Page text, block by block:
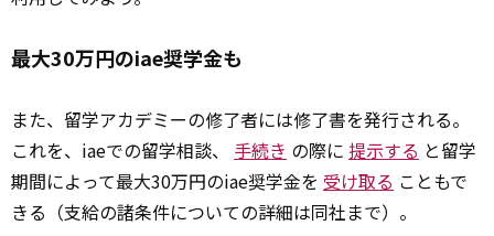
最大30万円のiae奨学金も
また、留学アカデミーの修了者には修了書を発行される。
これを、iaeでの留学相談、 手続き の際に 提示する と留学
期間によって最大30万円のiae奨学金を 受け取る こともで
きる（支給の諸条件についての詳細は同社まで）。